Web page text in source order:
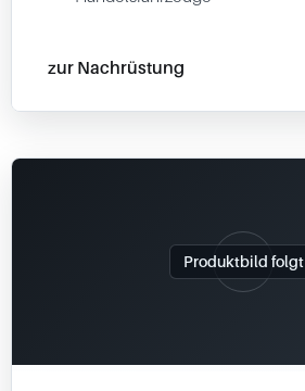
zur Nachrüstung
Produktbild folgt